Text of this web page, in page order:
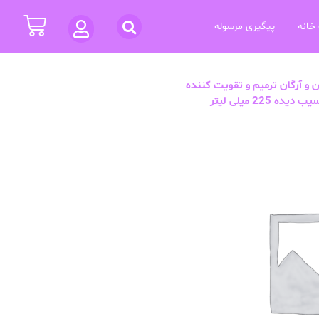
پیگیری مرسوله
آرگان ترمیم و تقویت کننده
میلی لیتر